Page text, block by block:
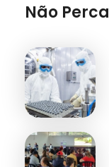
Não Perca